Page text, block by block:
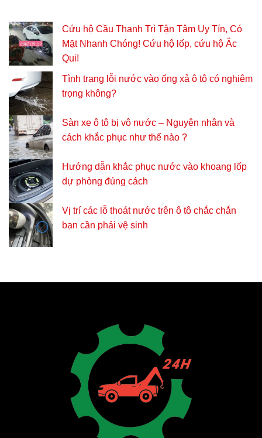
Cứu hộ Cầu Thanh Trì Tận Tâm Uy Tín, Có
Mặt Nhanh Chóng! Cứu hộ lốp, cứu hộ Ắc
Qui!
Tình trạng lỗi nước vào ống xả ô tô có nghiêm
trọng không?
Sàn xe ô tô bị vô nước – Nguyên nhân và
cách khắc phục như thế nào ?
Hướng dẫn khắc phục nước vào khoang lốp
dự phòng đúng cách
Vị trí các lỗ thoát nước trên ô tô chắc chắn
bạn cần phải vệ sinh